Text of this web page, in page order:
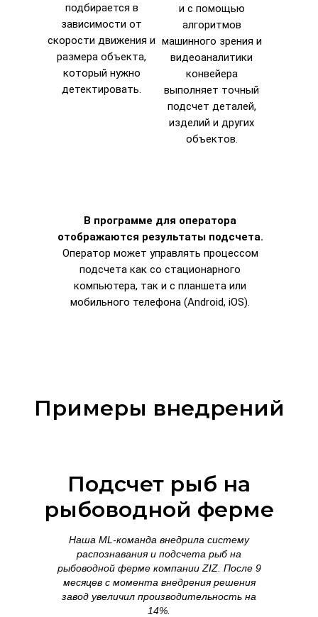
и с помощью
алгоритмов
машинного зрения и
видеоаналитики
конвейера
выполняет точный
подсчет деталей,
изделий и других
объектов.
В программе для оператора
отображаются результаты подсчета.
Оператор может управлять процессом
подсчета как со стационарного
компьютера, так и с планшета или
мобильного телефона (Android, iOS).
подбирается в
зависимости от
скорости движения и
размера объекта,
который нужно
детектировать.
Примеры внедрений
Подсчет рыб на
рыбоводной ферме
Наша ML-команда внедрила систему
распознавания и подсчета рыб на
рыбоводной ферме компании ZIZ. После 9
месяцев с момента внедрения решения
завод увеличил производительность на
14%.